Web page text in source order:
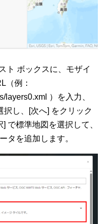
ト ボックスに、モザイ
（例：
layers0.xml ）を入力、
択し、[次へ] をクリック
で標準地図を選択して、
タを追加します。